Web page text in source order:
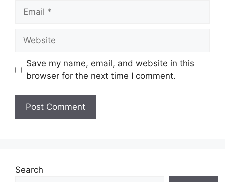
Email
Website
Save my name, email, and website in this
browser for the next time I comment.
Search